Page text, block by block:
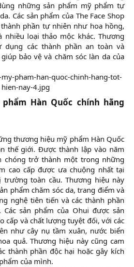
những sản phẩm mỹ phẩm tự
Các sản phẩm của The Face Shop
phần tự nhiên như hoa hồng,
nhiều loại thảo mộc khác. Thương
dụng các thành phần an toàn và
bảo vệ và chăm sóc làn da của
Hàn Quốc chính hãng
thương hiệu mỹ phẩm Hàn Quốc
thế giới. Được thành lập vào năm
chóng trở thành một trong những
cao cấp được ưa chuộng nhất tại
trường toàn cầu. Thương hiệu này
phẩm chăm sóc da, trang điểm và
nghệ tiên tiến và các thành phần
sản phẩm của Ohui được sản
cấp và chất lượng tuyệt đối, với các
như cây nụ tầm xuân, nước biển
quả. Thương hiệu này cũng cam
thành phần độc hại hoặc gây kích
của mình.​